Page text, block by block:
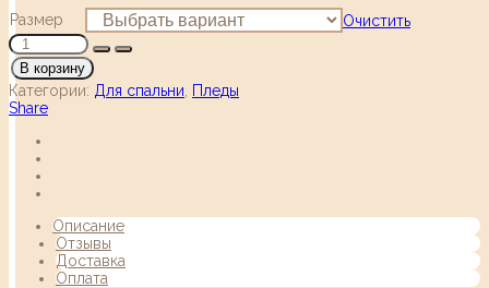
Размер Очистить
В корзину
Категории: Для спальни
Пледы
Share
Описание
Отзывы
Доставка
Оплата